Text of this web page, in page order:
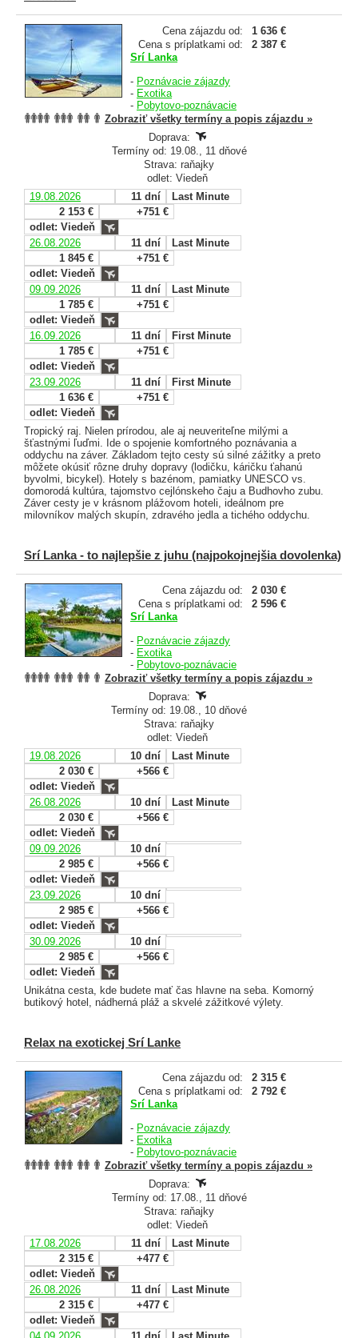
Cena zájazdu od:
1 636 €
Cena s príplatkami od:
2 387 €
Srí Lanka
- Poznávacie zájazdy
- Exotika
- Pobytovo-poznávacie
Zobraziť všetky termíny a popis zájazdu »
Doprava:
Termíny od: 19.08., 11 dňové
Strava: raňajky
odlet: Viedeň
19.08.2026
11 dní
Last Minute
2 153 €
+751 €
odlet: Viedeň
26.08.2026
11 dní
Last Minute
1 845 €
+751 €
odlet: Viedeň
09.09.2026
11 dní
Last Minute
1 785 €
+751 €
odlet: Viedeň
16.09.2026
11 dní
First Minute
1 785 €
+751 €
odlet: Viedeň
23.09.2026
11 dní
First Minute
1 636 €
+751 €
odlet: Viedeň
Tropický raj. Nielen prírodou, ale aj neuveriteľne milými a
šťastnými ľuďmi. Ide o spojenie komfortného poznávania a
oddychu na záver. Základom tejto cesty sú silné zážitky a preto
môžete okúsiť rôzne druhy dopravy (lodičku, káričku ťahanú
byvolmi, bicykel). Hotely s bazénom, pamiatky UNESCO vs.
domorodá kultúra, tajomstvo cejlónskeho čaju a Budhovho zubu.
Záver cesty je v krásnom plážovom hoteli, ideálnom pre
milovníkov malých skupín, zdravého jedla a tichého oddychu.
Srí Lanka - to najlepšie z juhu (najpokojnejšia dovolenka)
Cena zájazdu od:
2 030 €
Cena s príplatkami od:
2 596 €
Srí Lanka
- Poznávacie zájazdy
- Exotika
- Pobytovo-poznávacie
Zobraziť všetky termíny a popis zájazdu »
Doprava:
Termíny od: 19.08., 10 dňové
Strava: raňajky
odlet: Viedeň
19.08.2026
10 dní
Last Minute
2 030 €
+566 €
odlet: Viedeň
26.08.2026
10 dní
Last Minute
2 030 €
+566 €
odlet: Viedeň
09.09.2026
10 dní
2 985 €
+566 €
odlet: Viedeň
23.09.2026
10 dní
2 985 €
+566 €
odlet: Viedeň
30.09.2026
10 dní
2 985 €
+566 €
odlet: Viedeň
Unikátna cesta, kde budete mať čas hlavne na seba. Komorný
butikový hotel, nádherná pláž a skvelé zážitkové výlety.
Relax na exotickej Srí Lanke
Cena zájazdu od:
2 315 €
Cena s príplatkami od:
2 792 €
Srí Lanka
- Poznávacie zájazdy
- Exotika
- Pobytovo-poznávacie
Zobraziť všetky termíny a popis zájazdu »
Doprava:
Termíny od: 17.08., 11 dňové
Strava: raňajky
odlet: Viedeň
17.08.2026
11 dní
Last Minute
2 315 €
+477 €
odlet: Viedeň
26.08.2026
11 dní
Last Minute
2 315 €
+477 €
odlet: Viedeň